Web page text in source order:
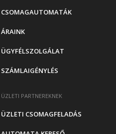
CSOMAGAUTOMATÁK
ÁRAINK
ÜGYFÉLSZOLGÁLAT
SZÁMLAIGÉNYLÉS
ÜZLETI PARTNEREKNEK
ÜZLETI CSOMAGFELADÁS